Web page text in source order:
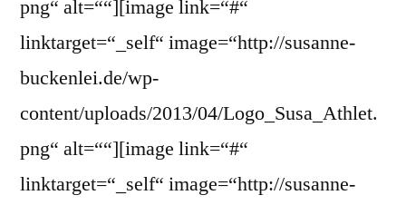
png“ alt=““][image link=“#“
linktarget=“_self“ image=“http://susanne-
buckenlei.de/wp-
content/uploads/2013/04/Logo_Susa_Athlet.
png“ alt=““][image link=“#“
linktarget=“_self“ image=“http://susanne-